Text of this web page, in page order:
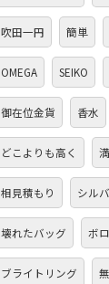
吹田一円 簡単
OMEGA SEIKO
御在位金貨 香水
どこよりも高く
相見積もり シル
壊れたバッグ ボ
ブライトリング